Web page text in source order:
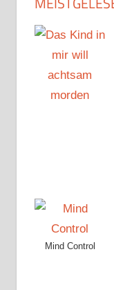
Mind Control